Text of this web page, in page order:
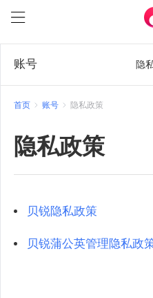
账号 隐
首页 账号 隐私政策
隐私政策
贝锐隐私政策
贝锐蒲公英管理隐私政